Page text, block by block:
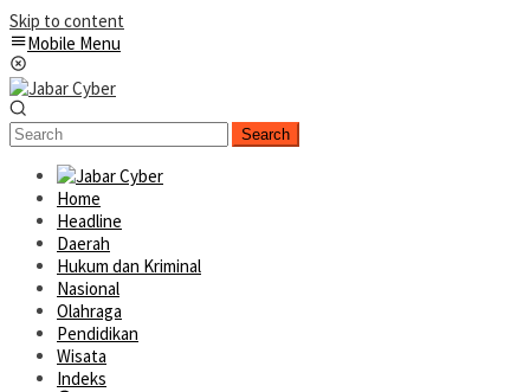
Skip to content
Mobile Menu
Search
Home
Headline
Daerah
Hukum dan Kriminal
Nasional
Olahraga
Pendidikan
Wisata
Indeks